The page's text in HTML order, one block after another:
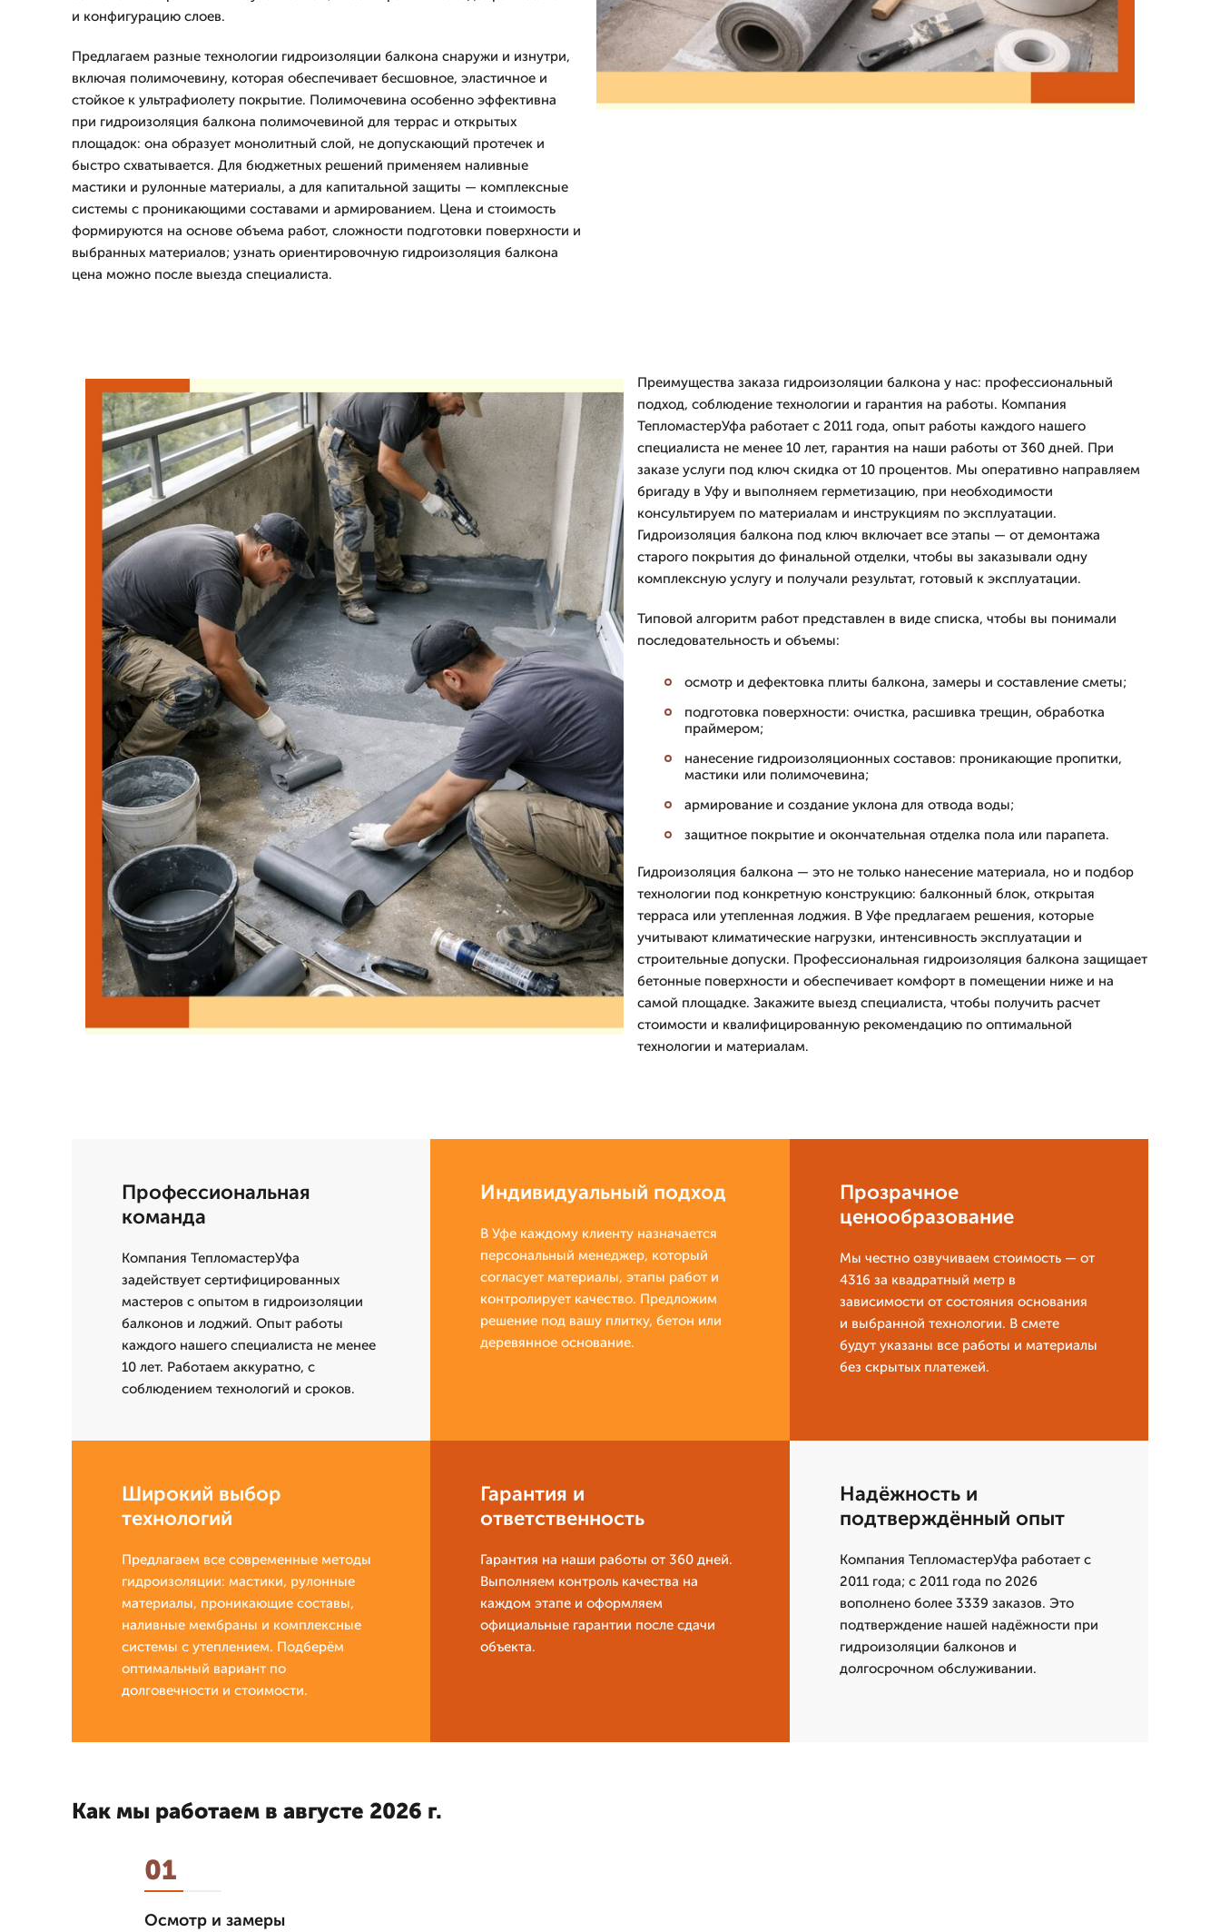
и конфигурацию слоев.
Предлагаем разные технологии гидроизоляции балкона снаружи и изнутри,
включая полимочевину, которая обеспечивает бесшовное, эластичное и
стойкое к ультрафиолету покрытие. Полимочевина особенно эффективна
при гидроизоляция балкона полимочевиной для террас и открытых
площадок: она образует монолитный слой, не допускающий протечек и
быстро схватывается. Для бюджетных решений применяем наливные
мастики и рулонные материалы, а для капитальной защиты — комплексные
системы с проникающими составами и армированием. Цена и стоимость
формируются на основе объема работ, сложности подготовки поверхности и
выбранных материалов; узнать ориентировочную гидроизоляция балкона
цена можно после выезда специалиста.
Преимущества заказа гидроизоляции балкона у нас: профессиональный
подход, соблюдение технологии и гарантия на работы. Компания
ТепломастерУфа работает с 2011 года, опыт работы каждого нашего
специалиста не менее 10 лет, гарантия на наши работы от 360 дней. При
заказе услуги под ключ скидка от 10 процентов. Мы оперативно направляем
бригаду в Уфу и выполняем герметизацию, при необходимости
консультируем по материалам и инструкциям по эксплуатации.
Гидроизоляция балкона под ключ включает все этапы — от демонтажа
старого покрытия до финальной отделки, чтобы вы заказывали одну
комплексную услугу и получали результат, готовый к эксплуатации.
Типовой алгоритм работ представлен в виде списка, чтобы вы понимали
последовательность и объемы:
осмотр и дефектовка плиты балкона, замеры и составление сметы;
подготовка поверхности: очистка, расшивка трещин, обработка
праймером;
нанесение гидроизоляционных составов: проникающие пропитки,
мастики или полимочевина;
армирование и создание уклона для отвода воды;
защитное покрытие и окончательная отделка пола или парапета.
Гидроизоляция балкона — это не только нанесение материала, но и подбор
технологии под конкретную конструкцию: балконный блок, открытая
терраса или утепленная лоджия. В Уфе предлагаем решения, которые
учитывают климатические нагрузки, интенсивность эксплуатации и
строительные допуски. Профессиональная гидроизоляция балкона защищает
бетонные поверхности и обеспечивает комфорт в помещении ниже и на
самой площадке. Закажите выезд специалиста, чтобы получить расчет
стоимости и квалифицированную рекомендацию по оптимальной
технологии и материалам.
Профессиональная
команда
Компания ТепломастерУфа
задействует сертифицированных
мастеров с опытом в гидроизоляции
балконов и лоджий. Опыт работы
каждого нашего специалиста не менее
10 лет. Работаем аккуратно, с
соблюдением технологий и сроков.
Индивидуальный подход
В Уфе каждому клиенту назначается
персональный менеджер, который
согласует материалы, этапы работ и
контролирует качество. Предложим
решение под вашу плитку, бетон или
деревянное основание.
Прозрачное
ценообразование
Мы честно озвучиваем стоимость — от
4316 за квадратный метр в
зависимости от состояния основания
и выбранной технологии. В смете
будут указаны все работы и материалы
без скрытых платежей.
Широкий выбор
технологий
Предлагаем все современные методы
гидроизоляции: мастики, рулонные
материалы, проникающие составы,
наливные мембраны и комплексные
системы с утеплением. Подберём
оптимальный вариант по
долговечности и стоимости.
Гарантия и
ответственность
Гарантия на наши работы от 360 дней.
Выполняем контроль качества на
каждом этапе и оформляем
официальные гарантии после сдачи
объекта.
Надёжность и
подтверждённый опыт
Компания ТепломастерУфа работает с
2011 года; с 2011 года по 2026
вополнено более 3339 заказов. Это
подтверждение нашей надёжности при
гидроизоляции балконов и
долгосрочном обслуживании.
Как мы работаем в августе 2026 г.
01
Осмотр и замеры